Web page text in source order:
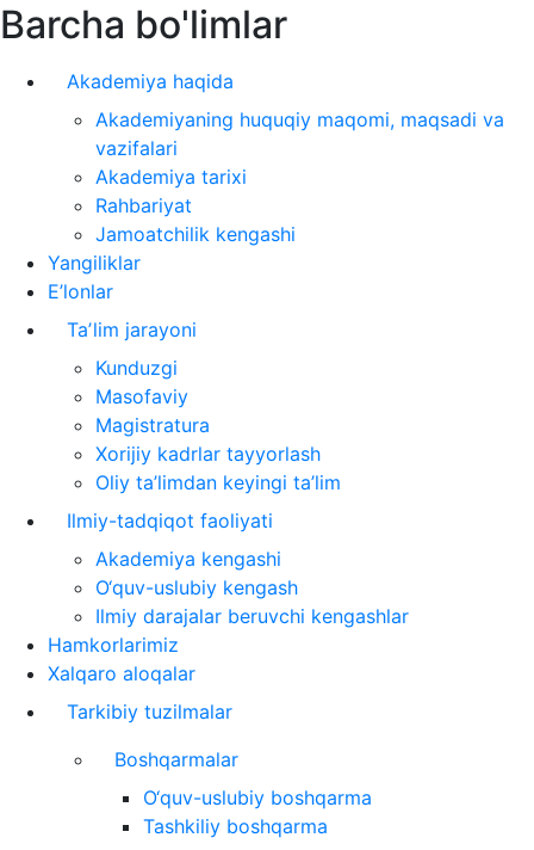
Barcha bo'limlar
Akademiya haqida
Akademiyaning huquqiy maqomi, maqsadi va
vazifalari
Akademiya tarixi
Rahbariyat
Jamoatchilik kengashi
Yangiliklar
E’lonlar
Taʼlim jarayoni
Kunduzgi
Masofaviy
Magistratura
Xorijiy kadrlar tayyorlash
Oliy ta’limdan keyingi ta’lim
Ilmiy-tadqiqot faoliyati
Akademiya kengashi
O‘quv-uslubiy kengash
Ilmiy darajalar beruvchi kengashlar
Hamkorlarimiz
Xalqaro aloqalar
Tarkibiy tuzilmalar
Boshqarmalar
O‘quv-uslubiy boshqarma
Tashkiliy boshqarma